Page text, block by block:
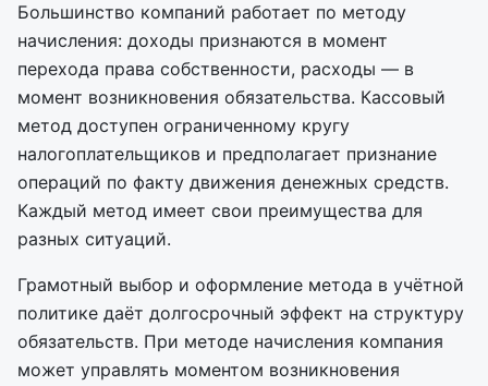
Большинство компаний работает по методу
начисления: доходы признаются в момент
перехода права собственности, расходы — в
момент возникновения обязательства. Кассовый
метод доступен ограниченному кругу
налогоплательщиков и предполагает признание
операций по факту движения денежных средств.
Каждый метод имеет свои преимущества для
разных ситуаций.
Грамотный выбор и оформление метода в учётной
политике даёт долгосрочный эффект на структуру
обязательств. При методе начисления компания
может управлять моментом возникновения